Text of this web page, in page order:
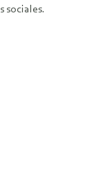
sociales.